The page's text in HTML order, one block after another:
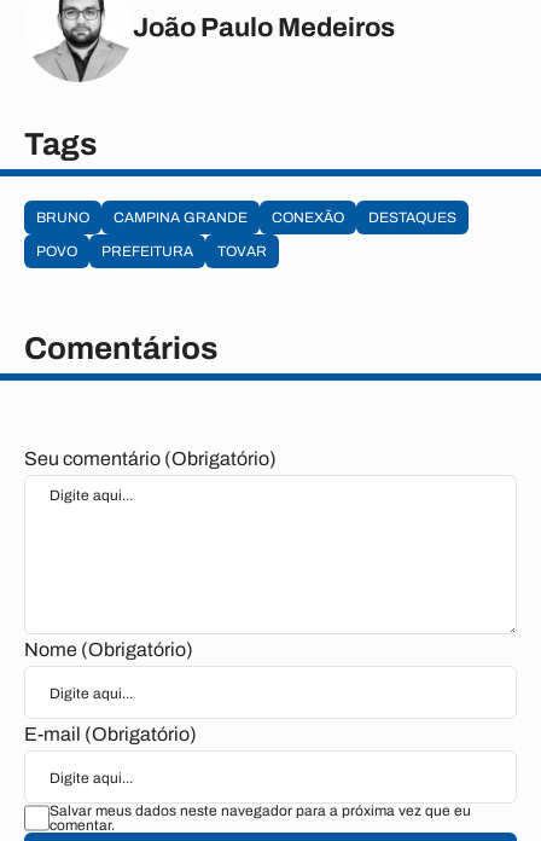
João Paulo Medeiros
Tags
BRUNO CAMPINA GRANDE CONEXÃO
DESTAQUES
POVO
PREFEITURA TOVAR
Comentários
Seu comentário (Obrigatório)
Nome (Obrigatório)
E-mail (Obrigatório)
Salvar meus dados neste navegador para a próxima vez que eu
comentar.